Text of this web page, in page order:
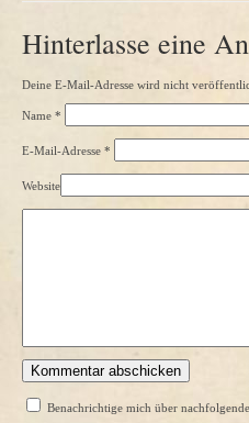
Hinterlasse eine
Deine E-Mail-Adresse wird nicht
Name *
E-Mail-Adresse *
Website
Benachrichtige mich über